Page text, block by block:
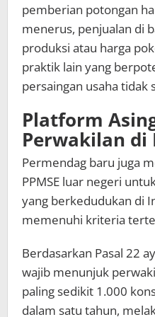
pemberian potongan
menerus, penjualan di
produksi atau harga
praktik lain yang
persaingan usaha tidak
Platform
Perwakilan di
Permendag baru juga
PPMSE luar negeri
yang berkedudukan di
memenuhi kriteria
Berdasarkan Pasal 22
wajib menunjuk
paling sedikit 1.000
dalam satu tahun,